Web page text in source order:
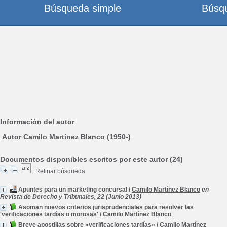
Información del autor
Autor Camilo Martínez Blanco (1950-)
Documentos disponibles escritos por este autor (24)
Refinar búsqueda
Apuntes para un marketing concursal / Camilo Martínez Blanco en
Revista de Derecho y Tribunales, 22 (Junio 2013)
Asoman nuevos criterios jurisprudenciales para resolver las
'verificaciones tardías o morosas' / Camilo Martínez Blanco
Breve apostillas sobre «verificaciones tardías» / Camilo Martínez
Búsqueda simple